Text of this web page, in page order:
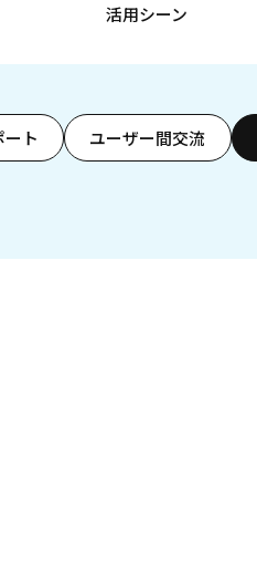
活用シーン
ト ユーザー間交流